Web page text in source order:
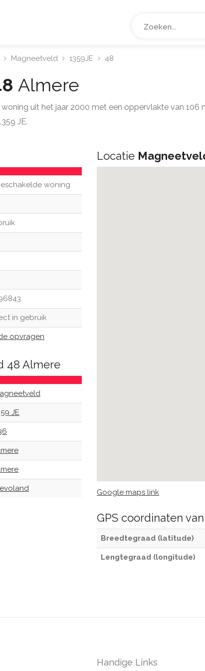
Magneetveld 1359JE 48
Almere
uit het jaar 2000 met een oppervlakte van 106
JE.
woning
in gebruik
opvragen
48 Almere
JE
Locatie
Google maps link
GPS coordinaten van
Breedtegraad (latitude)
Lengtegraad (longitude)
Handige Links